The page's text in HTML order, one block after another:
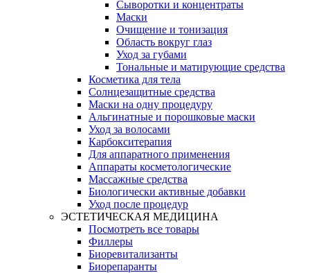
Сыворотки и концентраты
Маски
Очищение и тонизация
Область вокруг глаз
Уход за губами
Тональные и матирующие средства
Косметика для тела
Солнцезащитные средства
Маски на одну процедуру
Альгинатные и порошковые маски
Уход за волосами
Карбокситерапия
Для аппаратного применения
Аппараты косметологические
Массажные средства
Биологически активные добавки
Уход после процедур
ЭСТЕТИЧЕСКАЯ МЕДИЦИНА
Посмотреть все товары
Филлеры
Биоревитализанты
Биорепаранты